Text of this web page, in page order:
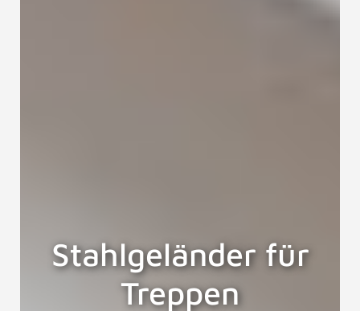
Stahlgeländer für
Treppen